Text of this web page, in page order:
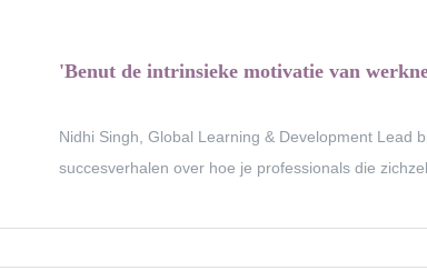
'Benut de intrinsieke motivatie van
Nidhi Singh, Global Learning & Development Lead
succesverhalen over hoe je professionals die